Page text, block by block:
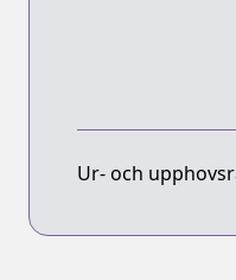
Ur- och